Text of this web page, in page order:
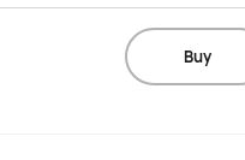
Buy